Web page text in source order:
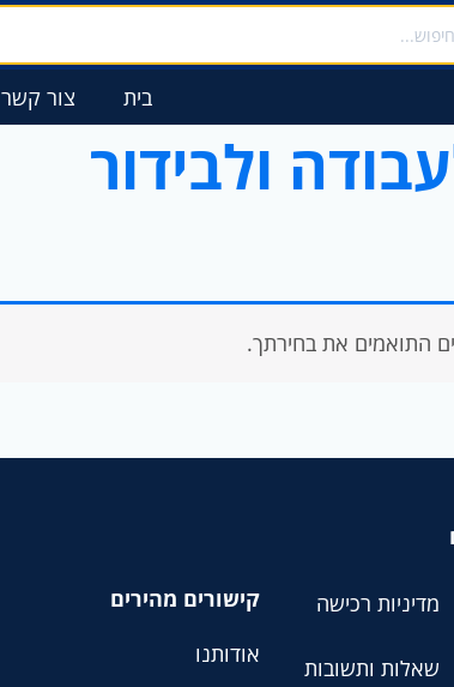
בית צור קשר
ולבידור
התואמים את בחירתך.
מדיניות רכישה
שאלות ותשובות
קישורים מהירים
אודותנו